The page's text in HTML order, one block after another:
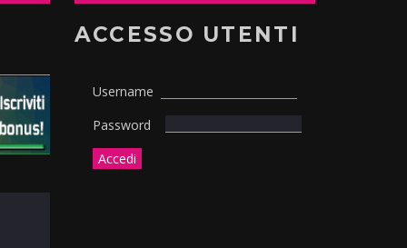
ACCESSO UTENTI
Username
Password